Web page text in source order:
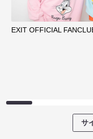
EXIT OFFICIAL
サ